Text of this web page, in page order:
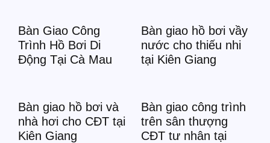
Bàn Giao Công
Trình Hồ Bơi Di
Động Tại Cà Mau
Bàn giao hồ bơi vầy
nước cho thiếu nhi
tại Kiên Giang
Bàn giao hồ bơi và
nhà hơi cho CĐT tại
Kiên Giang
Bàn giao công trình
trên sân thượng
CĐT tư nhân tại